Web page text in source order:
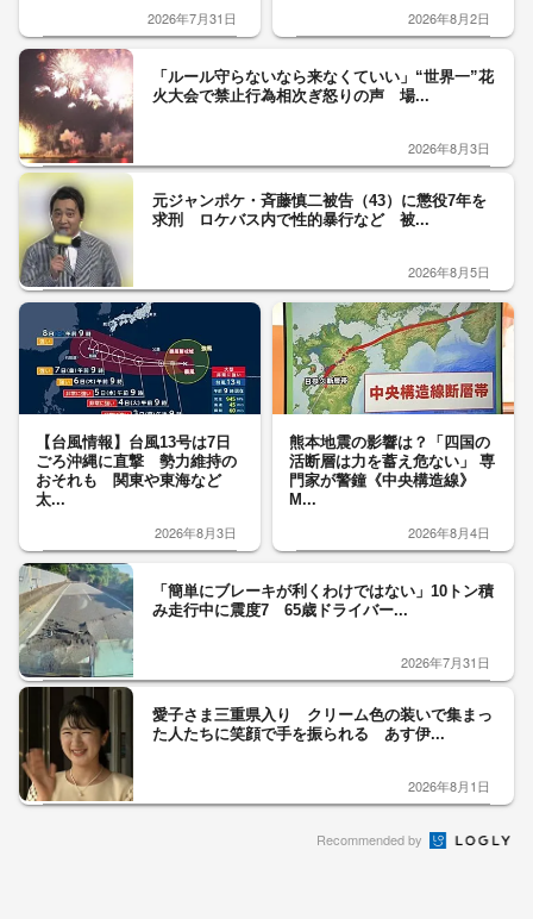
2026年7月31日 2026年8月2日
「ルール守らないなら来なくていい」“世界一”花
火大会で禁止行為相次ぎ怒りの声 場...
2026年8月3日
元ジャンポケ・斉藤慎二被告（43）に懲役7年を
求刑 ロケバス内で性的暴行など 被...
2026年8月5日
【台風情報】台風13号は7日
ごろ沖縄に直撃 勢力維持の
おそれも 関東や東海など
太...
2026年8月3日
熊本地震の影響は？「四国の
活断層は力を蓄え危ない」 専
門家が警鐘《中央構造線》
M...
2026年8月4日
「簡単にブレーキが利くわけではない」10トン積
み走行中に震度7 65歳ドライバー...
2026年7月31日
愛子さま三重県入り クリーム色の装いで集まっ
た人たちに笑顔で手を振られる あす伊...
2026年8月1日
Recommended by